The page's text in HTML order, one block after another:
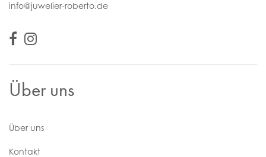
info@juwelier-roberto.de
Über uns
Über uns
Kontakt